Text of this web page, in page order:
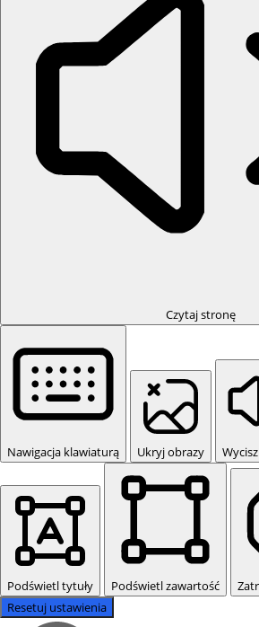
Czytaj stronę
Nawigacja klawiaturą Ukryj obrazy
Podświetl tytuły Podświetl zawartość
Resetuj ustawienia